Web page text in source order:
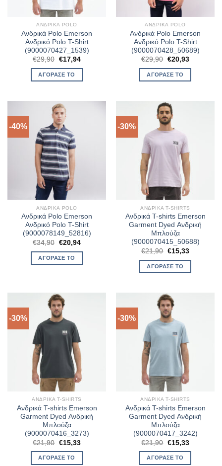
ΑΝΔΡΙΚΆ POLO
Ανδρικά Polo Emerson
Ανδρικό Polo T-Shirt
(9000070427_1539)
€29,90 Original
was:
€29,90.
€17,94Η
ΑΓΌΡΑΣΈ ΤΟ
ΑΝΔΡΙΚΆ POLO
Ανδρικά Polo Emerson
Ανδρικό Polo T-Shirt
(9000070428_50689)
€29,90 Original
was:
€29,90.
€20,93Η
ΑΓΌΡΑΣΈ ΤΟ
-40%
ΑΝΔΡΙΚΆ POLO
Ανδρικά Polo Emerson
Ανδρικό Polo T-Shirt
(9000078149_52816)
€34,90 Original
was:
€34,90.
€20,94Η
ΑΓΌΡΑΣΈ ΤΟ
-30%
ΑΝΔΡΙΚΆ T-SHIRTS
Ανδρικά T-shirts Emerson
Garment Dyed Ανδρική
Μπλούζα
(9000070415_50688)
€21,90 Original
was:
€21,90.
€15,33Η
ΑΓΌΡΑΣΈ ΤΟ
-30%
ΑΝΔΡΙΚΆ T-SHIRTS
Ανδρικά T-shirts Emerson
Garment Dyed Ανδρική
Μπλούζα
(9000070416_3273)
€21,90 Original
price
was:
€21,90.
€15,33Η
ΑΓΌΡΑΣΈ ΤΟ
-30%
ΑΝΔΡΙΚΆ T-SHIRTS
Ανδρικά T-shirts Emerson
Garment Dyed Ανδρική
Μπλούζα
(9000070417_3242)
€21,90 Original
price
was:
€21,90.
€15,33Η
ΑΓΌΡΑΣΈ ΤΟ